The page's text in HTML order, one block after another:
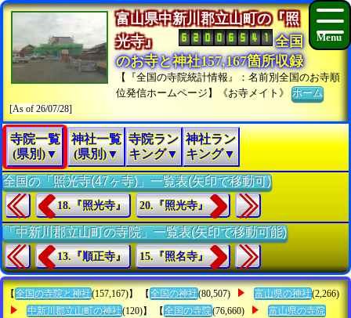
富山県中新川郡立山町の『照
光寺』
全国
のお寺と神社157,167箇所収録
【『全国の寺院統計情報』：名前別全国のお寺順
位発信ホームページ】《お寺メイト》ホーム
[As of 26/07/28]
寺院一覧
(県別)▼
神社一覧
(県別)▼
寺院ラン
キング▼
神社ラン
キング▼
全国の「照光寺(47ヶ寺)」一覧表(矢印で移動可)
18.『照光寺』 20.『照光寺』
「中新川郡立山町の寺院」一覧表(矢印で移動可能)
13.『順正寺』 15.『照名寺』
【 全国の寺院と神社(157,167)】 【 全国の神社(80,507) 富山県の神社(2,266)
中新川郡立山町の神社(120)】 【 全国の寺院(76,660)
富山県の寺院